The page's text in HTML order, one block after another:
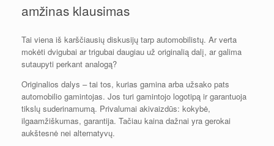
amžinas klausimas
Tai viena iš karščiausių diskusijų tarp automobilistų. Ar verta
mokėti dvigubai ar trigubai daugiau už originalią dalį, ar galima
sutaupyti perkant analogą?
Originalios dalys – tai tos, kurias gamina arba užsako pats
automobilio gamintojas. Jos turi gamintojo logotipą ir garantuoja
tikslų suderinamumą. Privalumai akivaizdūs: kokybė,
ilgaamžiškumas, garantija. Tačiau kaina dažnai yra gerokai
aukštesnė nei alternatyvų.